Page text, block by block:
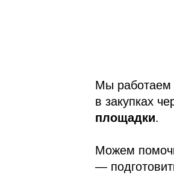
Мы работаем
в закупках
площадки.
Можем
—